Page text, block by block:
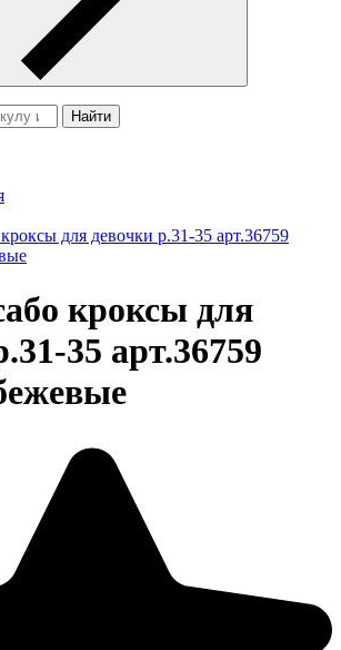
Найти
для девочки р.31-35 арт.36759
кроксы для
35 арт.36759